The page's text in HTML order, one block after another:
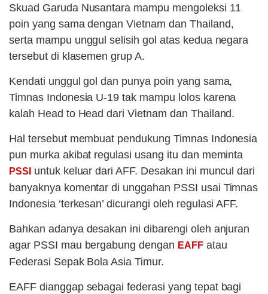
Skuad Garuda Nusantara mampu mengoleksi 11
poin yang sama dengan Vietnam dan Thailand,
serta mampu unggul selisih gol atas kedua negara
tersebut di klasemen grup A.
Kendati unggul gol dan punya poin yang sama,
Timnas Indonesia U-19 tak mampu lolos karena
kalah Head to Head dari Vietnam dan Thailand.
Hal tersebut membuat pendukung Timnas Indonesia
pun murka akibat regulasi usang itu dan meminta
PSSI untuk keluar dari AFF. Desakan ini muncul dari
banyaknya komentar di unggahan PSSI usai Timnas
Indonesia ‘terkesan’ dicurangi oleh regulasi AFF.
Bahkan adanya desakan ini dibarengi oleh anjuran
agar PSSI mau bergabung dengan EAFFatau
Federasi Sepak Bola Asia Timur.
EAFF dianggap sebagai federasi yang tepat bagi